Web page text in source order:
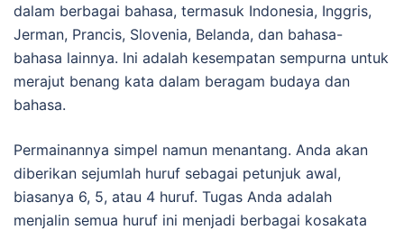
dalam berbagai bahasa, termasuk Indonesia, Inggris,
Jerman, Prancis, Slovenia, Belanda, dan bahasa-
bahasa lainnya. Ini adalah kesempatan sempurna untuk
merajut benang kata dalam beragam budaya dan
bahasa.
Permainannya simpel namun menantang. Anda akan
diberikan sejumlah huruf sebagai petunjuk awal,
biasanya 6, 5, atau 4 huruf. Tugas Anda adalah
menjalin semua huruf ini menjadi berbagai kosakata